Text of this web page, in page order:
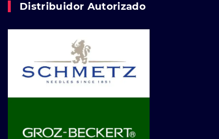
Distribuidor Autorizado